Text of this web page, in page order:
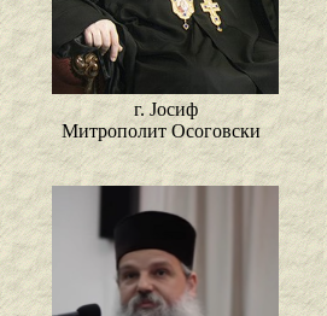
г. Јосиф
Митрополит Осоговски